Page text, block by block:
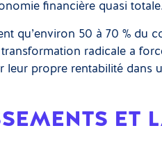
financière quasi
qu’environ 50 à 70 % du
radicale a
leur propre rentabilité dans
ET